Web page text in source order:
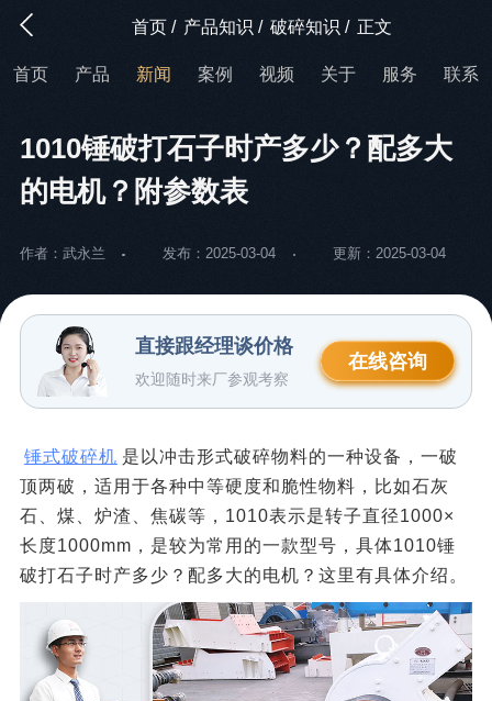
首页 / 产品知识 / 破碎知识 / 正文
首页 产品 新闻 案例 视频 关于 服务 联系
1010锤破打石子时产多少？配多大
的电机？附参数表
作者：武永兰 发布：2025-03-04 更新：2025-03-04
直接跟经理谈价格
欢迎随时来厂参观考察
在线咨询
锤式破碎机 是以冲击形式破碎物料的一种设备，一破
顶两破，适用于各种中等硬度和脆性物料，比如石灰
石、煤、炉渣、焦碳等，1010表示是转子直径1000×
长度1000mm，是较为常用的一款型号，具体1010锤
破打石子时产多少？配多大的电机？这里有具体介绍。